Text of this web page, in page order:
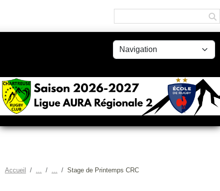
Accueil Stage de Printemps CRC